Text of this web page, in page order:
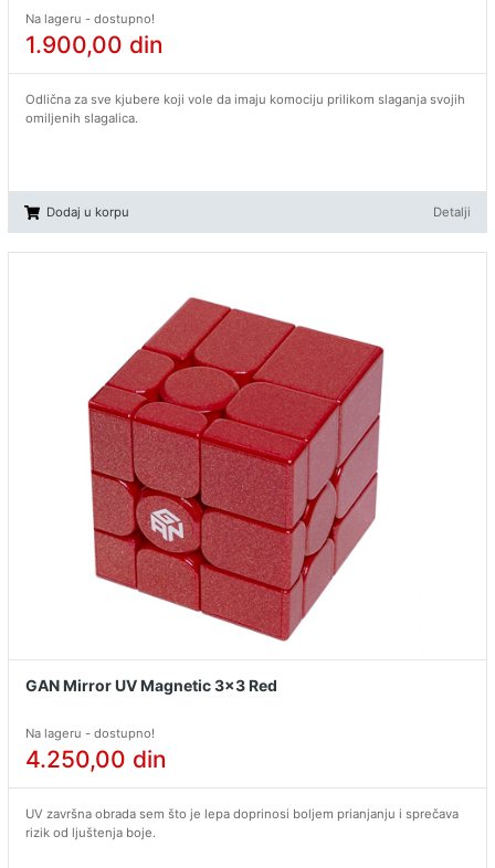
Na lageru - dostupno!
1.900,00 din
Odlična za sve kjubere koji vole da imaju komociju prilikom slaganja svojih
omiljenih slagalica.
Dodaj u korpu Detalji
GAN Mirror UV Magnetic 3x3 Red
Na lageru - dostupno!
4.250,00 din
UV završna obrada sem što je lepa doprinosi boljem prianjanju i sprečava
rizik od ljuštenja boje.